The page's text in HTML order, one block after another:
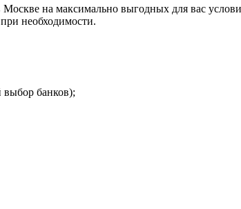
на максимально выгодных для вас
необходимости.
выбор банков);